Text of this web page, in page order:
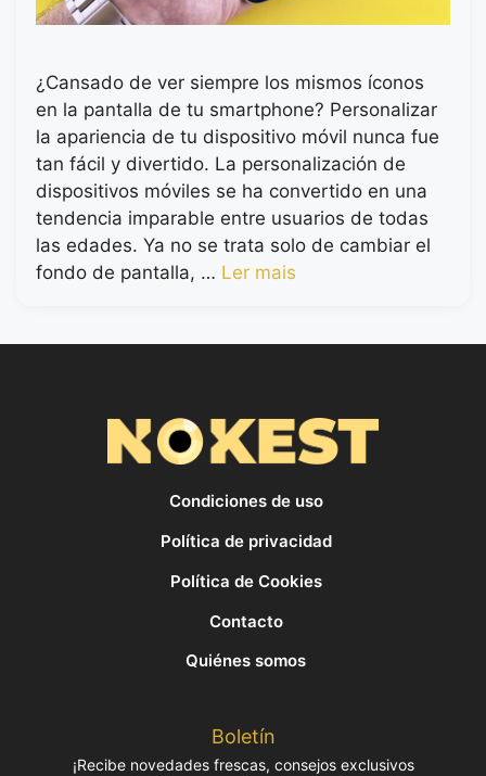
¿Cansado de ver siempre los mismos íconos
en la pantalla de tu smartphone? Personalizar
la apariencia de tu dispositivo móvil nunca fue
tan fácil y divertido. La personalización de
dispositivos móviles se ha convertido en una
tendencia imparable entre usuarios de todas
las edades. Ya no se trata solo de cambiar el
fondo de pantalla, … Ler mais
Condiciones de uso
Política de privacidad
Política de Cookies
Contacto
Quiénes somos
Boletín
¡Recibe novedades frescas, consejos exclusivos